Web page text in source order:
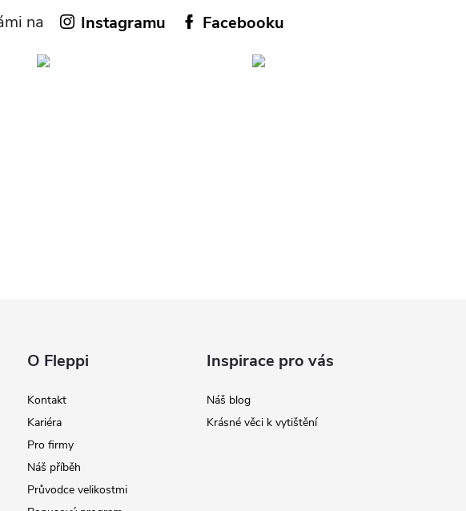
na Instagramu Facebooku
O Fleppi
Kontakt
Kariéra
Pro firmy
Náš příběh
Průvodce velikostmi
Inspirace pro vás
Náš blog
Krásné věci k vytištění